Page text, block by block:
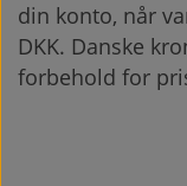
din konto, når
DKK. Danske
forbehold for